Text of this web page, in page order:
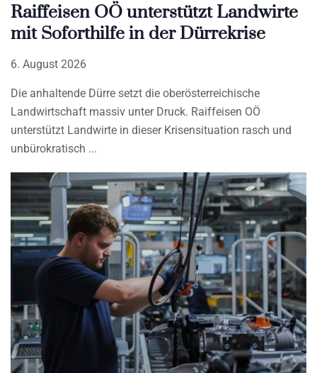
Raiffeisen OÖ unterstützt Landwirte
mit Soforthilfe in der Dürrekrise
6. August 2026
Die anhaltende Dürre setzt die oberösterreichische
Landwirtschaft massiv unter Druck. Raiffeisen OÖ
unterstützt Landwirte in dieser Krisensituation rasch und
unbürokratisch